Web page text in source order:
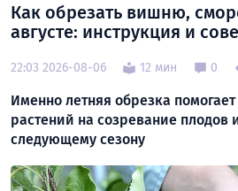
Как обрезать вишню,
августе: инструкция и
22:03 2026-08-06 12 мин 0
Именно летняя обрезка
растений на созревание плодов
следующему сезону